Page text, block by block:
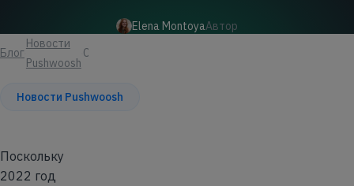
Elena MontoyaАвтор
Блог
Новости
Pushwoosh
Новости Pushwoosh
Поскольку
2022 год